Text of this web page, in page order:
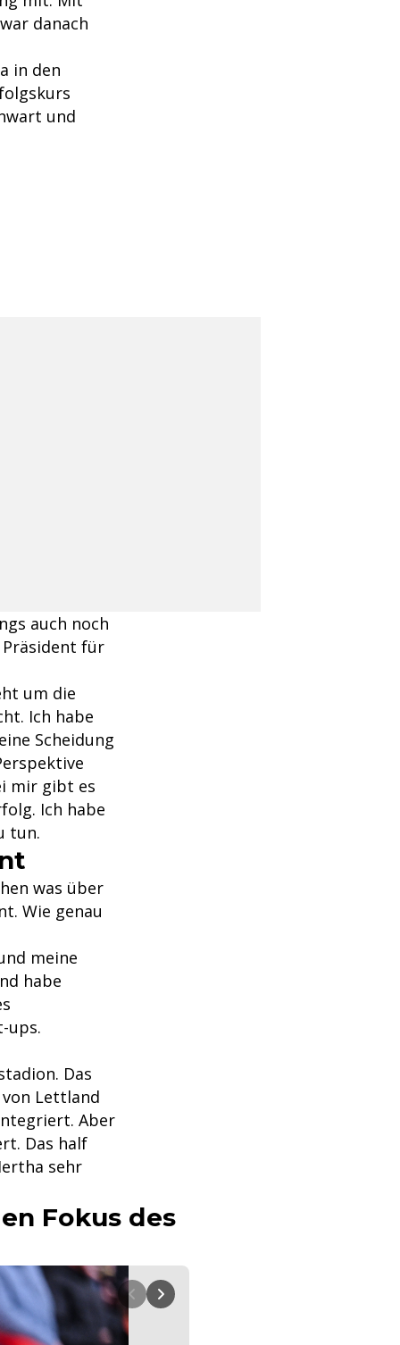
danach
in den
und
auch noch
Präsident für
um die
Ich habe
Scheidung
mir gibt es
Ich habe
tun.
was über
Wie genau
meine
habe
ups.
Das
Lettland
Aber
Das half
sehr
Fokus des